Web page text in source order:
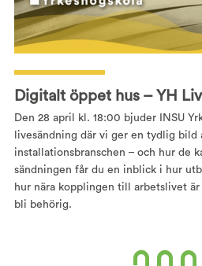
Digitalt öppet hus – YH
Den 28 april kl. 18:00 bjuder INSU
livesändning där vi ger en tydlig bild
installationsbranschen – och hur de
sändningen får du en inblick i hur
hur nära kopplingen till arbetslivet
bli behörig.